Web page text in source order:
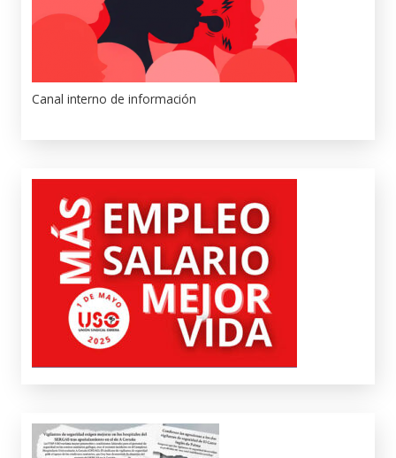
Canal interno de información